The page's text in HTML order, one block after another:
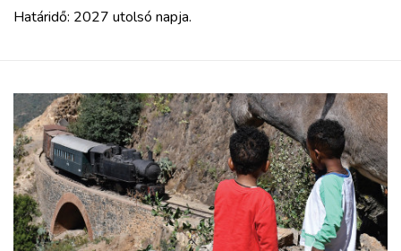
Határidő: 2027 utolsó napja.